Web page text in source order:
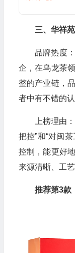
三、华祥苑
品牌热度
企，在乌龙茶
整的产业链，
者中有不错的认
上榜理由
把控”和“对闽
控制，能更好
来源清晰、工
推荐第3款